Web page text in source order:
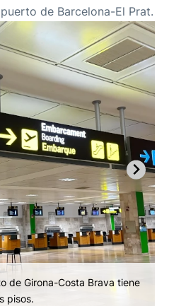
de Barcelona-El Prat.
de Girona-Costa Brava tiene
pisos.